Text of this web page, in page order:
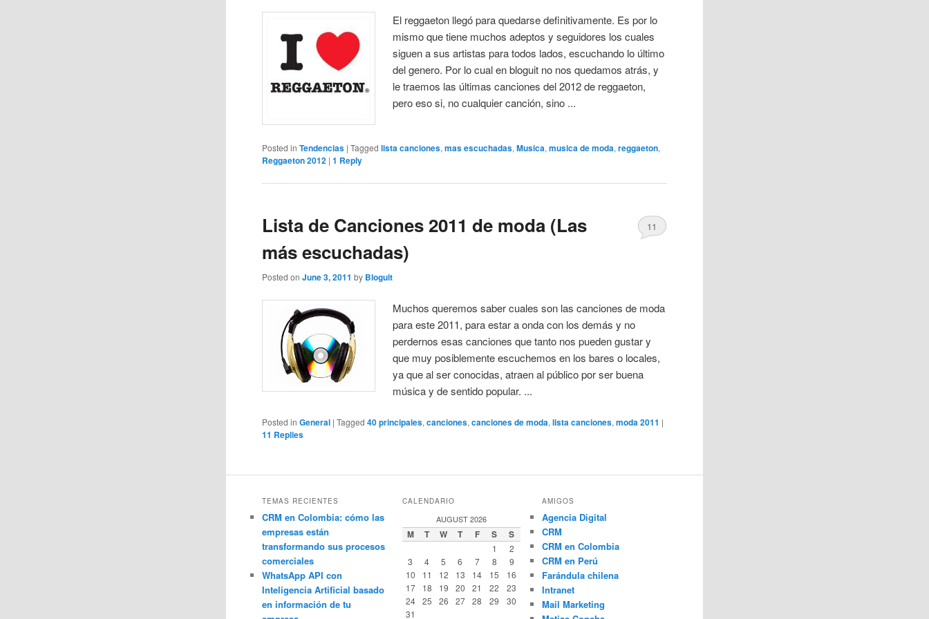
El reggaeton llegó para quedarse definitivamente. Es por lo
mismo que tiene muchos adeptos y seguidores los cuales
siguen a sus artistas para todos lados, escuchando lo último
del genero. Por lo cual en bloguit no nos quedamos atrás, y
le traemos las últimas canciones del 2012 de reggaeton,
pero eso si, no cualquier canción, sino ...
Posted in Tendencias |Tagged lista canciones,mas escuchadas,Musica,musica de moda,reggaeton,
Reggaeton 2012 |1 Reply
Lista de Canciones 2011 de moda (Las
más escuchadas)
Posted onJune 3, 2011 by Bloguit
11
Muchos queremos saber cuales son las canciones de moda
para este 2011, para estar a onda con los demás y no
perdernos esas canciones que tanto nos pueden gustar y
que muy posiblemente escuchemos en los bares o locales,
ya que al ser conocidas, atraen al público por ser buena
música y de sentido popular. ...
Posted in General |Tagged 40 principales,canciones,canciones de moda,lista canciones,moda 2011 |
11 Replies
TEMAS RECIENTES
CRM en Colombia: cómo las
empresas están
transformando sus procesos
comerciales
WhatsApp API con
Inteligencia Artificial basado
en información de tu
CALENDARIO
AUGUST 2026
M T W T F S S
1
2
3
4 5 6 7 8
9
10
11 12 13 14 15
16
17
18 19 20 21 22
23
24
25 26 27 28 29
30
31
AMIGOS
Agencia Digital
CRM
CRM en Colombia
CRM en Perú
Farándula chilena
Intranet
Mail Marketing